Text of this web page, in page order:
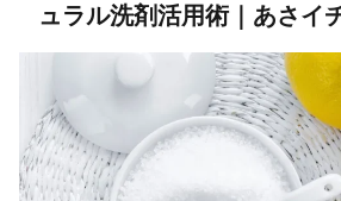
ュラル洗剤活用術｜あさイ